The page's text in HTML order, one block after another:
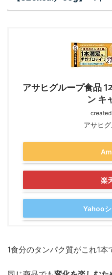
アサヒグループ食品 1
ン キ
アサヒ
楽
Yahoo
1食分のタンパク質がこれ1本